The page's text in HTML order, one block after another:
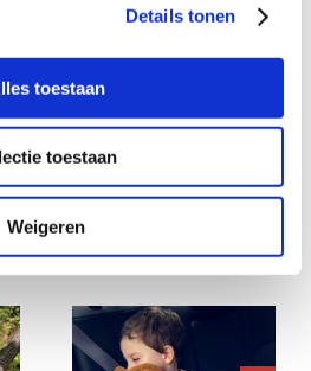
Details tonen
toestaan
toestaan
Weigeren
kies je platform!
Kun jij er zijn voor